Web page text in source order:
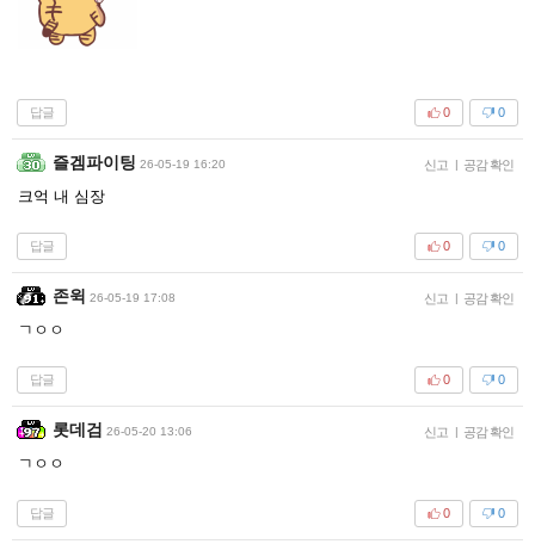
답글 0
0
즐겜파이팅 26-05-19 16:20 신고 | 공감 확인
크억 내 심장
답글 0
0
존윅 26-05-19 17:08 신고 | 공감 확인
ㄱㅇㅇ
답글 0
0
롯데검 26-05-20 13:06 신고 | 공감 확인
ㄱㅇㅇ
답글 0
0